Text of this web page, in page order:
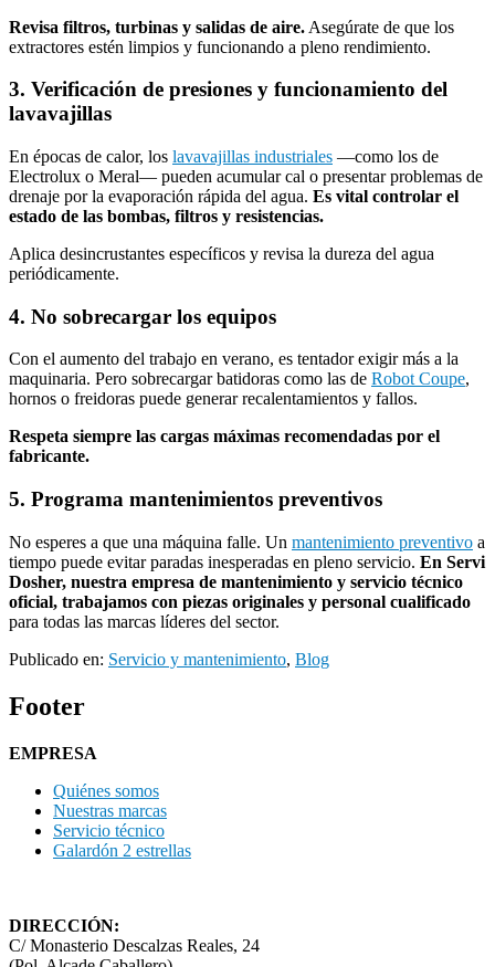
Revisa filtros, turbinas y salidas de aire. Asegúrate de que los
extractores estén limpios y funcionando a pleno rendimiento.
3. Verificación de presiones y funcionamiento del
lavavajillas
En épocas de calor, los lavavajillas industriales —como los de
Electrolux o Meral— pueden acumular cal o presentar problemas de
drenaje por la evaporación rápida del agua. Es vital controlar el
estado de las bombas, filtros y resistencias.
Aplica desincrustantes específicos y revisa la dureza del agua
periódicamente.
4. No sobrecargar los equipos
Con el aumento del trabajo en verano, es tentador exigir más a la
maquinaria. Pero sobrecargar batidoras como las de Robot Coupe,
hornos o freidoras puede generar recalentamientos y fallos.
Respeta siempre las cargas máximas recomendadas por el
fabricante.
5. Programa mantenimientos preventivos
No esperes a que una máquina falle. Un mantenimiento preventivo a
tiempo puede evitar paradas inesperadas en pleno servicio. En Servi
Dosher, nuestra empresa de mantenimiento y servicio técnico
oficial, trabajamos con piezas originales y personal cualificado
para todas las marcas líderes del sector.
Publicado en: Servicio y mantenimiento, Blog
Footer
EMPRESA
Quiénes somos
Nuestras marcas
Servicio técnico
Galardón 2 estrellas
DIRECCIÓN:
C/ Monasterio Descalzas Reales, 24